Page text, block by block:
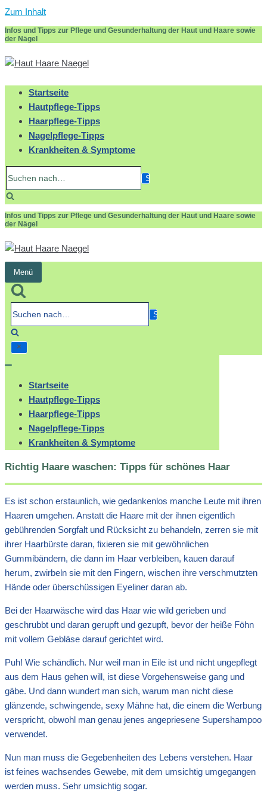
Zum Inhalt
Infos und Tipps zur Pflege und Gesunderhaltung der Haut und Haare sowie
der Nägel
Startseite
Hautpflege-Tipps
Haarpflege-Tipps
Nagelpflege-Tipps
Krankheiten & Symptome
Infos und Tipps zur Pflege und Gesunderhaltung der Haut und Haare sowie
der Nägel
Menü
Navigation
umschalten
Startseite
Hautpflege-Tipps
Haarpflege-Tipps
Nagelpflege-Tipps
Krankheiten & Symptome
Richtig Haare waschen: Tipps für schönes Haar
Es ist schon erstaunlich, wie gedankenlos manche Leute mit ihren
Haaren umgehen. Anstatt die Haare mit der ihnen eigentlich
gebührenden Sorgfalt und Rücksicht zu behandeln, zerren sie mit
ihrer Haarbürste daran, fixieren sie mit gewöhnlichen
Gummibändern, die dann im Haar verbleiben, kauen darauf
herum, zwirbeln sie mit den Fingern, wischen ihre verschmutzten
Hände oder überschüssigen Eyeliner daran ab.
Bei der Haarwäsche wird das Haar wie wild gerieben und
geschrubbt und daran gerupft und gezupft, bevor der heiße Föhn
mit vollem Gebläse darauf gerichtet wird.
Puh! Wie schändlich. Nur weil man in Eile ist und nicht ungepflegt
aus dem Haus gehen will, ist diese Vorgehensweise gang und
gäbe. Und dann wundert man sich, warum man nicht diese
glänzende, schwingende, sexy Mähne hat, die einem die Werbung
verspricht, obwohl man genau jenes angepriesene Supershampoo
verwendet.
Nun man muss die Gegebenheiten des Lebens verstehen. Haar
ist feines wachsendes Gewebe, mit dem umsichtig umgegangen
werden muss. Sehr umsichtig sogar.